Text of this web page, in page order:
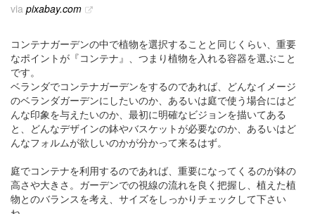
via pixabay.com
コンテナガーデンの中で植物を選択することと同じくらい、重要
なポイントが『コンテナ』、つまり植物を入れる容器を選ぶこと
です。
ベランダでコンテナガーデンをするのであれば、どんなイメージ
のベランダガーデンにしたいのか、あるいは庭で使う場合にはど
んな印象を与えたいのか、最初に明確なビジョンを描いてある
と、どんなデザインの鉢やバスケットが必要なのか、あるいはど
んなフォルムが欲しいのかが分かって来るはず。
庭でコンテナを利用するのであれば、重要になってくるのが鉢の
高さや大きさ。ガーデンでの視線の流れを良く把握し、植えた植
物とのバランスを考え、サイズをしっかりチェックして下さい